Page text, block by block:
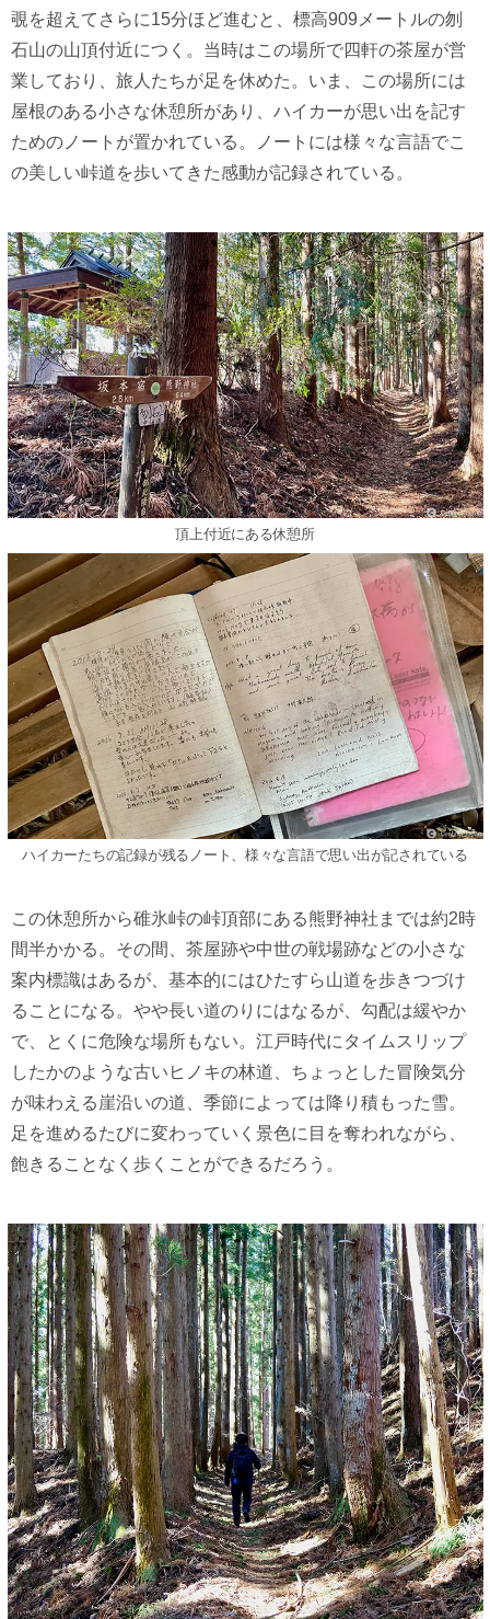
覗を超えてさらに15分ほど進むと、標高909メートルの刎
石山の山頂付近につく。当時はこの場所で四軒の茶屋が営
業しており、旅人たちが足を休めた。いま、この場所には
屋根のある小さな休憩所があり、ハイカーが思い出を記す
ためのノートが置かれている。ノートには様々な言語でこ
の美しい峠道を歩いてきた感動が記録されている。
頂上付近にある休憩所
ハイカーたちの記録が残るノート、様々な言語で思い出が記されている
この休憩所から碓氷峠の峠頂部にある熊野神社までは約2時
間半かかる。その間、茶屋跡や中世の戦場跡などの小さな
案内標識はあるが、基本的にはひたすら山道を歩きつづけ
ることになる。やや長い道のりにはなるが、勾配は緩やか
で、とくに危険な場所もない。江戸時代にタイムスリップ
したかのような古いヒノキの林道、ちょっとした冒険気分
が味わえる崖沿いの道、季節によっては降り積もった雪。
足を進めるたびに変わっていく景色に目を奪われながら、
飽きることなく歩くことができるだろう。